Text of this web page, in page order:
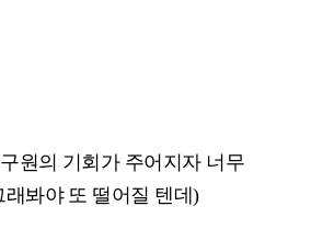
원의 기회가 주어지자 너무
봐야 또 떨어질 텐데)